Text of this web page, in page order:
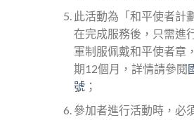
此活動為「和平使者計
在完成服務後，只需進
軍制服佩戴和平使者章
期12個月，詳情請參閱
號；
參加者進行活動時，必